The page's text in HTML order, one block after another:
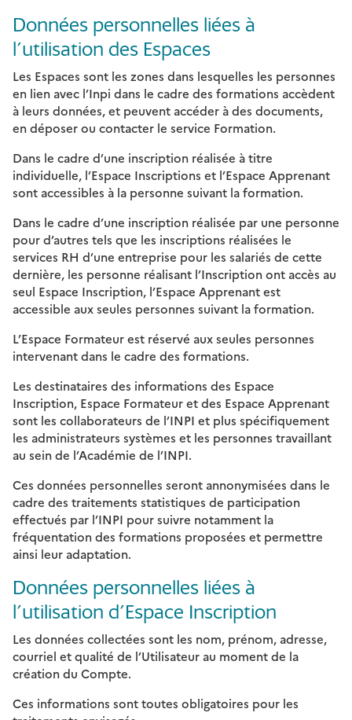
Données personnelles liées à
l’utilisation des Espaces
Les Espaces sont les zones dans lesquelles les personnes
en lien avec l’Inpi dans le cadre des formations accèdent
à leurs données, et peuvent accéder à des documents,
en déposer ou contacter le service Formation.
Dans le cadre d’une inscription réalisée à titre
individuelle, l’Espace Inscriptions et l’Espace Apprenant
sont accessibles à la personne suivant la formation.
Dans le cadre d’une inscription réalisée par une personne
pour d’autres tels que les inscriptions réalisées le
services RH d’une entreprise pour les salariés de cette
dernière, les personne réalisant l’Inscription ont accès au
seul Espace Inscription, l’Espace Apprenant est
accessible aux seules personnes suivant la formation.
L’Espace Formateur est réservé aux seules personnes
intervenant dans le cadre des formations.
Les destinataires des informations des Espace
Inscription, Espace Formateur et des Espace Apprenant
sont les collaborateurs de l’INPI et plus spécifiquement
les administrateurs systèmes et les personnes travaillant
au sein de l’Académie de l’INPI.
Ces données personnelles seront annonymisées dans le
cadre des traitements statistiques de participation
effectués par l’INPI pour suivre notamment la
fréquentation des formations proposées et permettre
ainsi leur adaptation.
Données personnelles liées à
l’utilisation d’Espace Inscription
Les données collectées sont les nom, prénom, adresse,
courriel et qualité de l’Utilisateur au moment de la
création du Compte.
Ces informations sont toutes obligatoires pour les